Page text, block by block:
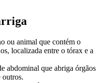
ou animal que contém o
localizada entre o tórax e a
abdominal que abriga órgãos
outros.